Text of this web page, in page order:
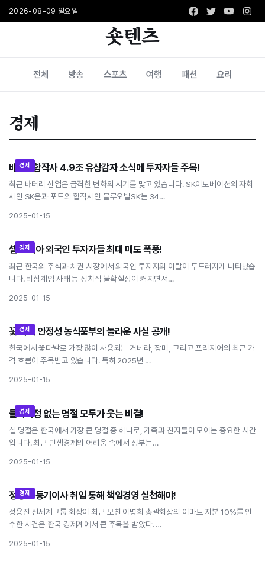
2026-08-09 일요일 Facebook
Twitter
숏텐츠
전체 방송 스포츠 여행 패션 요리
경제
배터리합작사 4.9조 유상감자 소식에 투자자들 주목!
배터리합작사 4.9조 유상감자 소식에 투자자들 주목!
최근 배터리 산업은 급격한 변화의 시기를 맞고 있습니다. SK이노베이션의 자회
사인 SK온과 포드의 합작사인 블루오벌SK는 34…
2025-01-15
경제
셀 코리아 외국인 투자자들 최대 매도 폭풍!
셀 코리아 외국인 투자자들 최대 매도 폭풍!
최근 한국의 주식과 채권 시장에서 외국인 투자자의 이탈이 두드러지게 나타났습
니다. 비상계엄 사태 등 정치적 불확실성이 커지면서…
2025-01-15
경제
꽃 가격 안정성 농식품부의 놀라운 사실 공개!
꽃 가격 안정성 농식품부의 놀라운 사실 공개!
한국에서 꽃다발로 가장 많이 사용되는 거베라, 장미, 그리고 프리지어의 최근 가
격 흐름이 주목받고 있습니다. 특히 2025년 …
2025-01-15
경제
물가걱정 없는 명절 모두가 웃는 비결!
물가걱정 없는 명절 모두가 웃는 비결!
설 명절은 한국에서 가장 큰 명절 중 하나로, 가족과 친지들이 모이는 중요한 시간
입니다. 최근 민생경제의 어려움 속에서 정부는…
2025-01-15
경제
정용진 등기이사 취임 통해 책임경영 실천해야!
정용진 등기이사 취임 통해 책임경영 실천해야!
정용진 신세계그룹 회장이 최근 모친 이명희 총괄회장의 이마트 지분 10%를 인
수한 사건은 한국 경제계에서 큰 주목을 받았다. …
2025-01-15
경제